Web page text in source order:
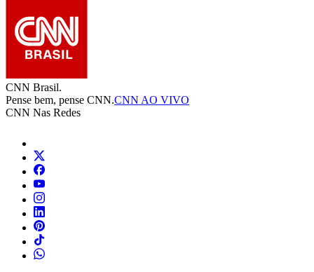
CNN Brasil.
Pense bem, pense CNN.CNN AO VIVO
CNN Nas Redes